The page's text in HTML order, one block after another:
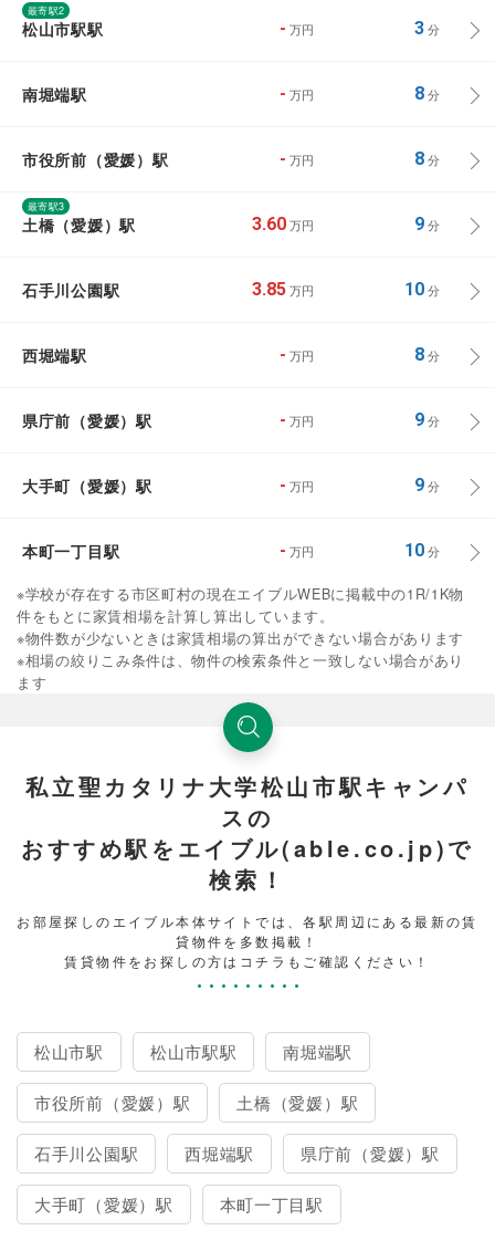
最寄駅2
松山市駅駅 - 万円 3分
南堀端駅 - 万円 8分
市役所前（愛媛）駅 - 万円 8分
最寄駅3
土橋（愛媛）駅 3.60 万円 9分
石手川公園駅 3.85 万円 10分
西堀端駅 - 万円 8分
県庁前（愛媛）駅 - 万円 9分
大手町（愛媛）駅 - 万円 9分
本町一丁目駅 - 万円 10分
※学校が存在する市区町村の現在エイブルWEBに掲載中の1R/1K物
件をもとに家賃相場を計算し算出しています。
※物件数が少ないときは家賃相場の算出ができない場合があります
※相場の絞りこみ条件は、物件の検索条件と一致しない場合があり
ます
私立聖カタリナ大学松山市駅キャンパ
スの
おすすめ駅をエイブル(able.co.jp)で
検索！
お部屋探しのエイブル本体サイトでは、各駅周辺にある最新の賃
貸物件を多数掲載！
賃貸物件をお探しの方はコチラもご確認ください！
松山市駅 松山市駅駅 南堀端駅
市役所前（愛媛）駅 土橋（愛媛）駅
石手川公園駅 西堀端駅 県庁前（愛媛）駅
大手町（愛媛）駅 本町一丁目駅